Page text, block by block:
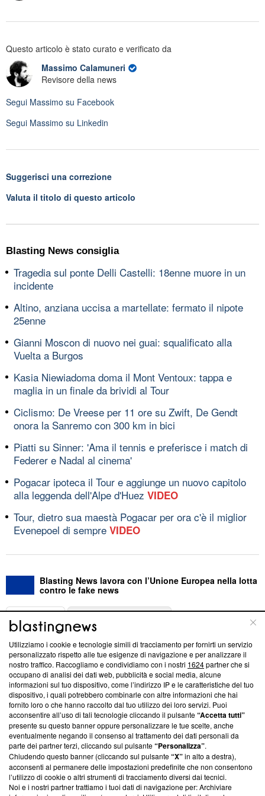
Questo articolo è stato curato e verificato da
Massimo Calamuneri
Revisore della news
Segui Massimo su Facebook
Segui Massimo su Linkedin
Suggerisci una correzione
Valuta il titolo di questo articolo
Blasting News consiglia
Tragedia sul ponte Delli Castelli: 18enne muore in un
incidente
Altino, anziana uccisa a martellate: fermato il nipote
25enne
Gianni Moscon di nuovo nei guai: squalificato alla
Vuelta a Burgos
Kasia Niewiadoma doma il Mont Ventoux: tappa e
maglia in un finale da brividi al Tour
Ciclismo: De Vreese per 11 ore su Zwift, De Gendt
onora la Sanremo con 300 km in bici
Piatti su Sinner: 'Ama il tennis e preferisce i match di
Federer e Nadal al cinema'
Pogacar ipoteca il Tour e aggiunge un nuovo capitolo
alla leggenda dell'Alpe d'Huez VIDEO
Tour, dietro sua maestà Pogacar per ora c'è il miglior
Evenepoel di sempre VIDEO
Blasting News lavora con l’Unione Europea nella lotta
contro le fake news
ABOUT
Questa sezione offre informazioni trasparenti su Blasting
News, sui nostri processi editoriali e su come ci impegniamo a
creare news di qualità. Inoltre, afferma la nostra aderenza a
‘Trust Project - News with Integrity’Blasting News non è
ancora membro del programma, ma ha richiesto di farne
parte; Trust Project non ha ancora effettuato una verifica di
conformità agli standard.
Su di noi
Team editoriale
Corporate
Utilizziamo i cookie e tecnologie simili di tracciamento per fornirti un servizio
personalizzato rispetto alle tue esigenze di navigazione e per analizzare il
nostro traffico. Raccogliamo e condividiamo con i nostri 1624partner che si
occupano di analisi dei dati web, pubblicità e social media, alcune
informazioni sul tuo dispositivo, come l’indirizzo IP e le caratteristiche del tuo
dispositivo, i quali potrebbero combinarle con altre informazioni che hai
fornito loro o che hanno raccolto dal tuo utilizzo dei loro servizi. Puoi
acconsentire all’uso di tali tecnologie cliccando il pulsante“Accetta tutti”
presente su questo banner oppure personalizzare le tue scelte, anche
eventualmente negando il consenso al trattamento dei dati personali da
parte dei partner terzi, cliccando sul pulsante“Personalizza”.
Chiudendo questo banner (cliccando sul pulsante“X”in alto a destra),
acconsenti al permanere delle impostazioni predefinite che non consentono
l’utilizzo di cookie o altri strumenti di tracciamento diversi dai tecnici.
Noi e i nostri partner trattiamo i tuoi dati di navigazione per: Archiviare